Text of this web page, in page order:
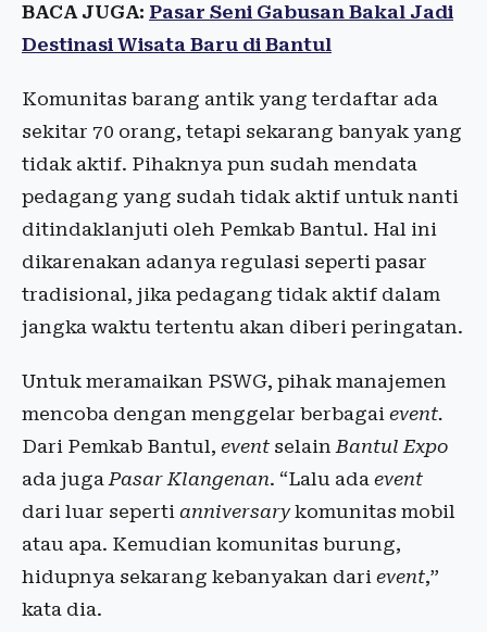
BACA JUGA: Pasar Seni Gabusan Bakal Jadi
Destinasi Wisata Baru di Bantul
Komunitas barang antik yang terdaftar ada
sekitar 70 orang, tetapi sekarang banyak yang
tidak aktif. Pihaknya pun sudah mendata
pedagang yang sudah tidak aktif untuk nanti
ditindaklanjuti oleh Pemkab Bantul. Hal ini
dikarenakan adanya regulasi seperti pasar
tradisional, jika pedagang tidak aktif dalam
jangka waktu tertentu akan diberi peringatan.
Untuk meramaikan PSWG, pihak manajemen
mencoba dengan menggelar berbagai event.
Dari Pemkab Bantul, event selainBantul Expo
ada jugaPasar Klangenan. “Lalu ada event
dari luar seperti anniversarykomunitas mobil
atau apa. Kemudian komunitas burung,
hidupnya sekarang kebanyakan dari event,”
kata dia.